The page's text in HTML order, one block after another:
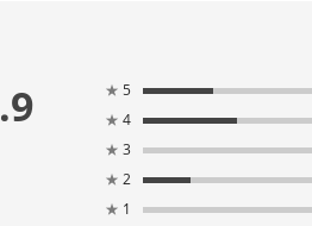
★ 5
★ 4
★ 3
★ 2
★ 1